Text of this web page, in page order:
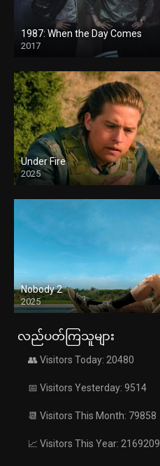
1987: When the Day Comes
2017
Under Fire
2025
Nobody 2
2025
လည်ပတ်ကြသူများ
👥 Visitors Today: 20480
📅 Visitors Yesterday: 9514
📆 Visitors This Month: 79858
📈 Visitors This Year: 2169209